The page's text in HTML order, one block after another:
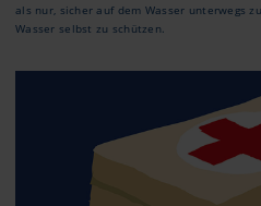
als nur, sicher auf dem Wasser unterwegs
Wasser selbst zu schützen.